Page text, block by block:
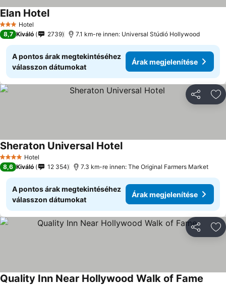
3 Kategória
Hotel
Elan Hotel
8,7 Kiváló 2739 7.1 km-re innen: Universal Stúdió Hollywood
A pontos árak megtekintéséhez
válasszon dátumokat
Árak megjelenítése
4 KategóriaHotel
Sheraton Universal Hotel
8,6 Kiváló 12 354 7.3 km-re innen: The Original Farmers Market
A pontos árak megtekintéséhez
válasszon dátumokat
Árak megjelenítése
Quality Inn Near Hollywood Walk of Fame